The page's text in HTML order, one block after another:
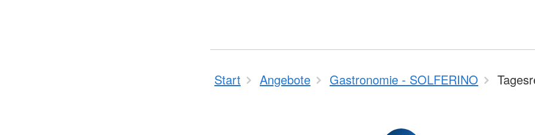
Start Angebote Gastronomie - SOLFERINO